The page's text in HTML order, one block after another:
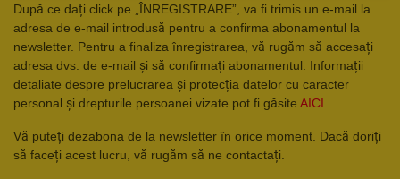
După ce dați click pe „ÎNREGISTRARE”, va fi trimis un e-mail la
adresa de e-mail introdusă pentru a confirma abonamentul la
newsletter. Pentru a finaliza înregistrarea, vă rugăm să accesați
adresa dvs. de e-mail și să confirmați abonamentul. Informații
detaliate despre prelucrarea și protecția datelor cu caracter
personal și drepturile persoanei vizate pot fi găsite AICI
Vă puteți dezabona de la newsletter în orice moment. Dacă doriți
să faceți acest lucru, vă rugăm să ne contactați.